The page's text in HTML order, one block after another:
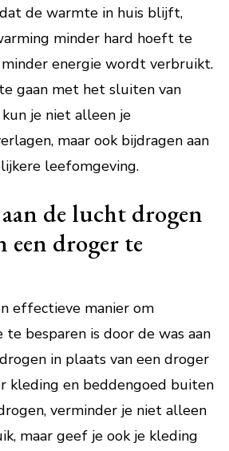
de warmte in huis blijft,
minder hard hoeft te
energie wordt verbruikt.
gaan met het sluiten van
je niet alleen je
maar ook bijdragen aan
leefomgeving.
de lucht drogen
een droger te
effectieve manier om
besparen is door de was aan
in plaats van een droger
kleding en beddengoed buiten
verminder je niet alleen
maar geef je ook je kleding